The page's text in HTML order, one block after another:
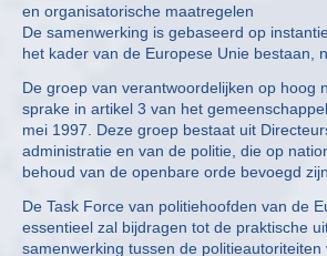
en organisatorische maatregelen
De samenwerking is gebaseerd op
het kader van de Europese Unie bestaan,
De groep van verantwoordelijken op hoog
sprake in artikel 3 van het
mei 1997. Deze groep bestaat uit
administratie en van de politie, die op
behoud van de openbare orde bevoegd zijn.
De Task Force van politiehoofden van de
essentieel zal bijdragen tot de praktische
samenwerking tussen de politieautoriteiten